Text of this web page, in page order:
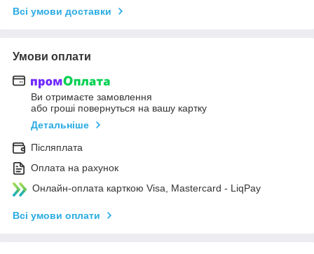
Всі умови доставки
Умови оплати
Ви отримаєте замовлення
або гроші повернуться на вашу картку
Детальніше
Післяплата
Оплата на рахунок
Онлайн-оплата карткою Visa, Mastercard - LiqPay
Всі умови оплати